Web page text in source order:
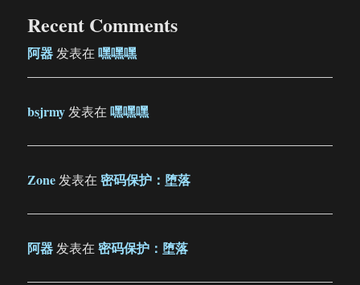
Recent Comments
阿器发表在嘿嘿嘿
bsjrmy发表在嘿嘿嘿
Zone发表在密码保护：堕落
阿器发表在密码保护：堕落